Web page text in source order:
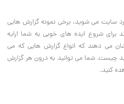
سایت می شوید، برخی نمونه گزارش هایی
برای شروع ایده های خوبی به شما ارایه
می دهند که انواع گزارش هایی که می
کنید چیست. شما می توانید به درون هر گزارش
کنید.